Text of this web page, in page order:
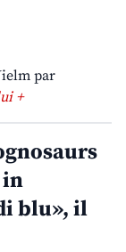
par
+
in
blu», il